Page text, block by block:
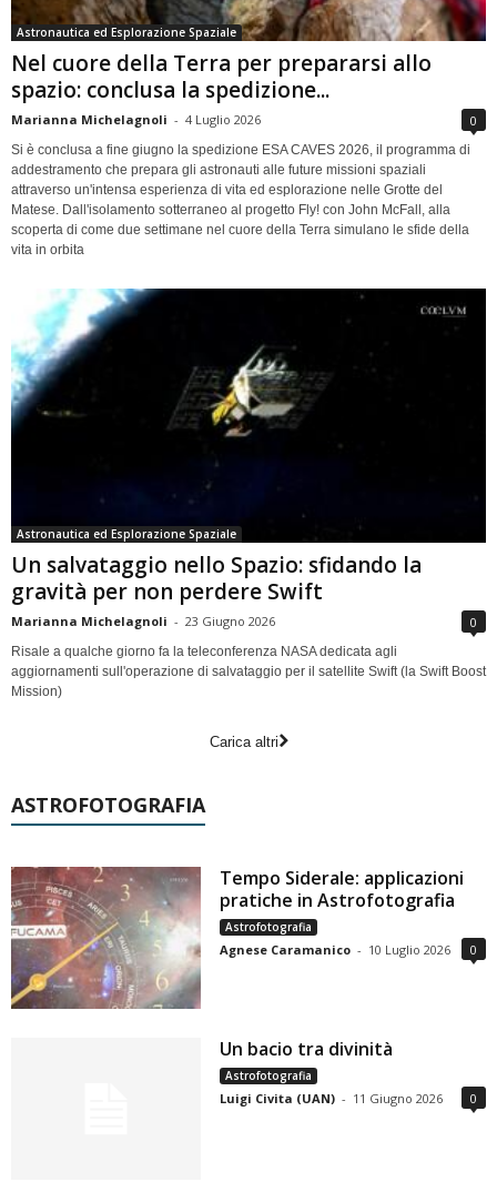
Astronautica ed Esplorazione Spaziale
Nel cuore della Terra per prepararsi allo
spazio: conclusa la spedizione...
Marianna Michelagnoli - 4 Luglio 2026 0
Si è conclusa a fine giugno la spedizione ESA CAVES 2026, il programma di
addestramento che prepara gli astronauti alle future missioni spaziali
attraverso un'intensa esperienza di vita ed esplorazione nelle Grotte del
Matese. Dall'isolamento sotterraneo al progetto Fly! con John McFall, alla
scoperta di come due settimane nel cuore della Terra simulano le sfide della
vita in orbita
Astronautica ed Esplorazione Spaziale
Un salvataggio nello Spazio: sfidando la
gravità per non perdere Swift
Marianna Michelagnoli - 23 Giugno 2026 0
Risale a qualche giorno fa la teleconferenza NASA dedicata agli
aggiornamenti sull'operazione di salvataggio per il satellite Swift (la Swift Boost
Mission)
Carica altri
ASTROFOTOGRAFIA
Tempo Siderale: applicazioni
pratiche in Astrofotografia
Astrofotografia
Agnese Caramanico - 10 Luglio 2026 0
Un bacio tra divinità
Astrofotografia
Luigi Civita (UAN) - 11 Giugno 2026 0